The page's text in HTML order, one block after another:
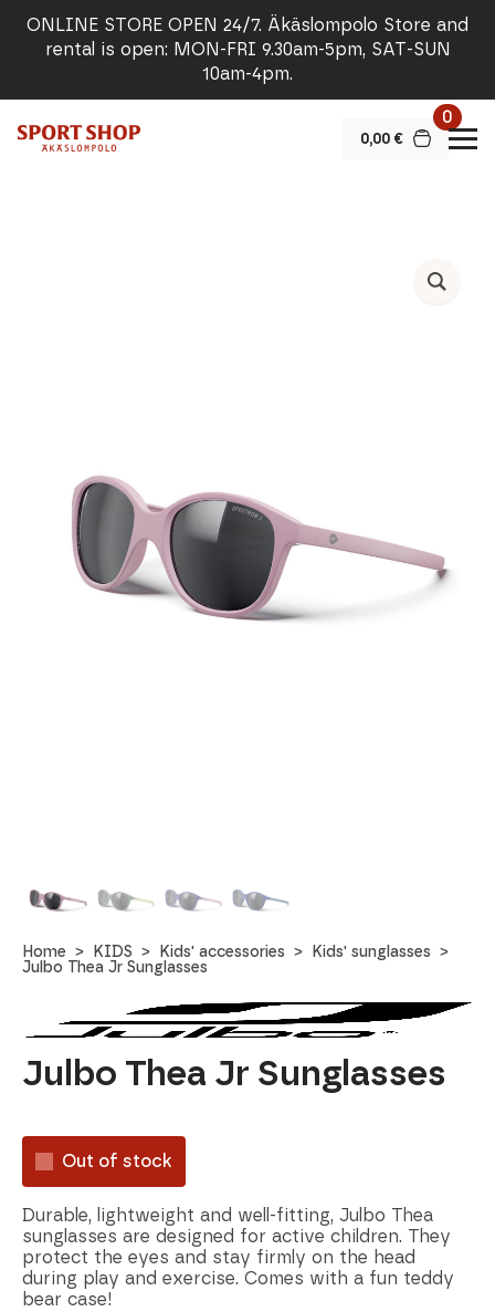
ONLINE STORE OPEN 24/7. Äkäslompolo Store and
rental is open: MON-FRI 9.30am-5pm, SAT-SUN
10am-4pm.
0,00 €
0
Home KIDS Kids' accessories
Kids' sunglasses
Julbo Thea Jr Sunglasses
Julbo Thea Jr Sunglasses
Out of stock
Durable, lightweight and well-fitting, Julbo Thea
sunglasses are designed for active children. They
protect the eyes and stay firmly on the head
during play and exercise. Comes with a fun teddy
bear case!